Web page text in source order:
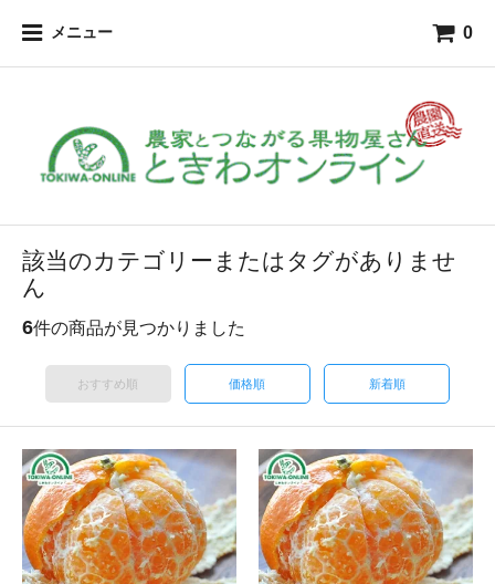
メニュー 0
該当のカテゴリーまたはタグがありませ
ん
6件の商品が見つかりました
おすすめ順 価格順 新着順